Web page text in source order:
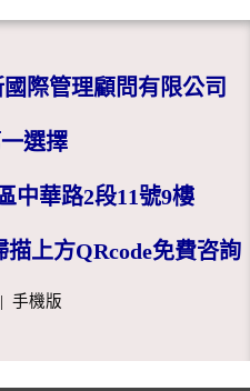
際管理顧問有限公司
選擇
中華路2段11號9樓
描上方QRcode免費咨詢
| 手機版